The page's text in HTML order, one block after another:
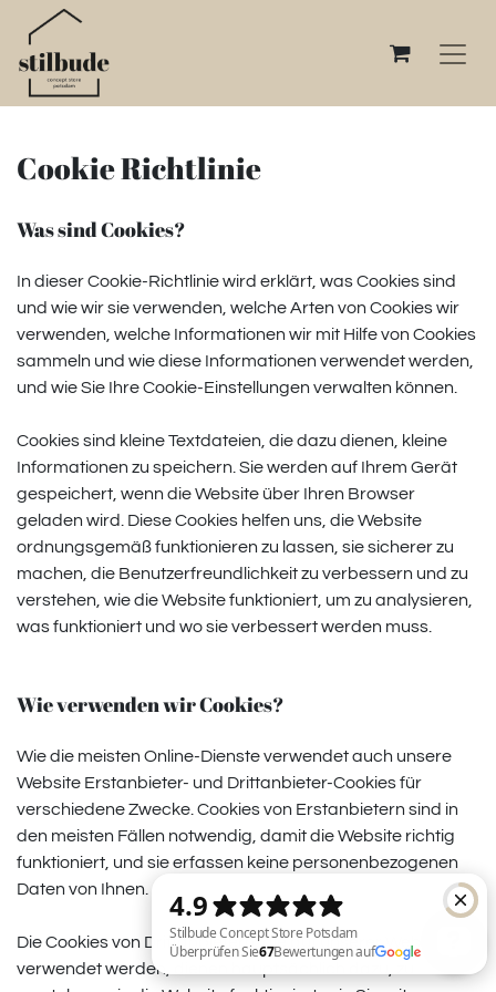
Cookie Richtlinie
Was sind Cookies?
In dieser Cookie-Richtlinie wird erklärt, was Cookies sind
und wie wir sie verwenden, welche Arten von Cookies wir
verwenden, welche Informationen wir mit Hilfe von Cookies
sammeln und wie diese Informationen verwendet werden,
und wie Sie Ihre Cookie-Einstellungen verwalten können.
Cookies sind kleine Textdateien, die dazu dienen, kleine
Informationen zu speichern. Sie werden auf Ihrem Gerät
gespeichert, wenn die Website über Ihren Browser
geladen wird. Diese Cookies helfen uns, die Website
ordnungsgemäß funktionieren zu lassen, sie sicherer zu
machen, die Benutzerfreundlichkeit zu verbessern und zu
verstehen, wie die Website funktioniert, um zu analysieren,
was funktioniert und wo sie verbessert werden muss.
Wie verwenden wir Cookies?
Wie die meisten Online-Dienste verwendet auch unsere
Website Erstanbieter- und Drittanbieter-Cookies für
verschiedene Zwecke. Cookies von Erstanbietern sind in
den meisten Fällen notwendig, damit die Website richtig
funktioniert, und sie erfassen keine personenbezogenen
Daten von Ihnen.
Die Cookies von Drittanbietern, die auf unserer Website
verwendet werden, dienen hauptsächlich dazu, zu